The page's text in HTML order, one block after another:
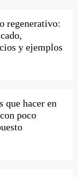
regenerativo:
y ejemplos
que hacer en
poco